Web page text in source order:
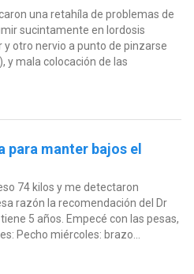
una retahíla de problemas de
sucintamente en lordosis
otro nervio a punto de pinzarse
y mala colocación de las
para manter bajos el
74 kilos y me detectaron
razón la recomendación del Dr
5 años. Empecé con las pesas,
Pecho miércoles: brazo...